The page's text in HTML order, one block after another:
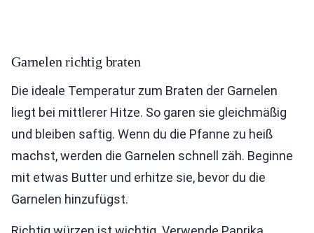
Garnelen richtig braten
Die ideale Temperatur zum Braten der Garnelen
liegt bei mittlerer Hitze. So garen sie gleichmäßig
und bleiben saftig. Wenn du die Pfanne zu heiß
machst, werden die Garnelen schnell zäh. Beginne
mit etwas Butter und erhitze sie, bevor du die
Garnelen hinzufügst.